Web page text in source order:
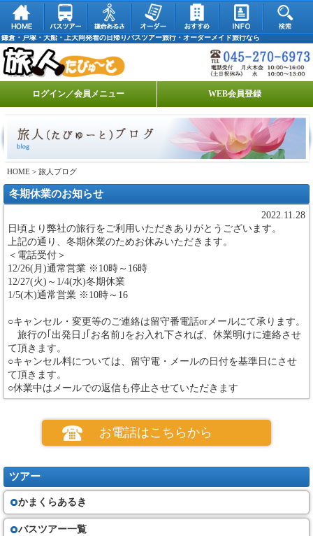
鎌倉・戸塚・大船・上大岡発着の日帰りバスツアー旅行・オーダーメイド旅行なら
ログイン／会員メニュー WEB会員登録
HOME > 旅人ブログ
冬期休業のお知らせ
2022.11.28
日頃より弊社の旅行をご利用いただきありがとうございます。
上記の通り、冬期休業のためお休みいただきます。
＜電話受付＞
12/26(月)通常営業 ※10時～16時
12/27(火)～1/4(水)冬期休業
1/5(木)通常営業 ※10時～16
○キャンセル・変更等のご連絡は留守番電話orメールにて承ります。
旅行の｢出発日｣｢お名前｣をお入れ下されば、休業明けに連絡させ
て頂きます。
○キャンセル料については、留守電・メールの日付を基準日にさせ
て頂きます。
○休業中はメールでの返信も停止させていただきます
お電話はこちらから
ツアー
かまくらあるき
バスツアー一覧